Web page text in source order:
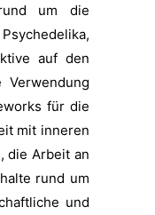
um die
auf den
Verwendung
für die
mit inneren
die Arbeit an
rund um
und